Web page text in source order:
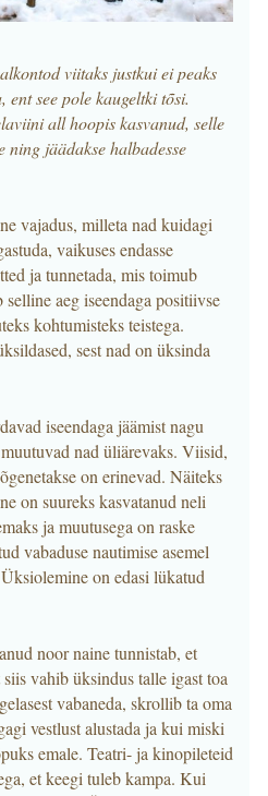
viitaks justkui ei peaks
ent see pole kaugeltki tõsi.
all hoopis kasvanud, selle
ning jäädakse halbadesse
vajadus, milleta nad kuidagi
vaikuses endasse
ja tunnetada, mis toimub
selline aeg iseendaga positiivse
kohtumisteks teistega.
sest nad on üksinda
iseendaga jäämist nagu
nad üliärevaks. Viisid,
on erinevad. Näiteks
on suureks kasvatanud neli
ja muutusega on raske
vabaduse nautimise asemel
on edasi lükatud
noor naine tunnistab, et
vahib üksindus talle igast toa
vabaneda, skrollib ta oma
vestlust alustada ja kui miski
emale. Teatri- ja kinopileteid
et keegi tuleb kampa. Kui